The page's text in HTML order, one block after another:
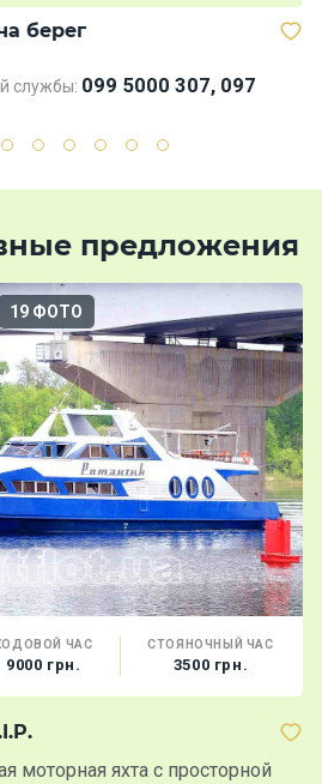
берег
службы: 099 5000 307, 097
предложения
19 ФОТО
ЧАС
9000 грн.
СТОЯНОЧНЫЙ ЧАС
3500 грн.
моторная яхта с просторной